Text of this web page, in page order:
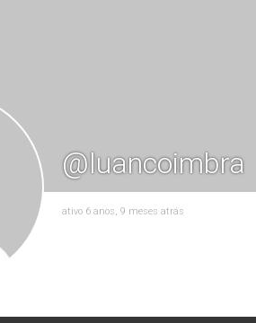
@luancoimbra
ativo 6 anos, 9 meses atrás